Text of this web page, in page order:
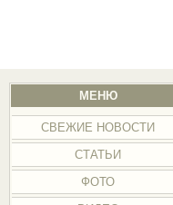
МЕНЮ
СВЕЖИЕ НОВОСТИ
СТАТЬИ
ФОТО